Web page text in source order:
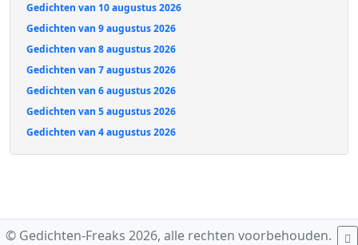
Gedichten van 10 augustus 2026
Gedichten van 9 augustus 2026
Gedichten van 8 augustus 2026
Gedichten van 7 augustus 2026
Gedichten van 6 augustus 2026
Gedichten van 5 augustus 2026
Gedichten van 4 augustus 2026
© Gedichten-Freaks 2026, alle rechten voorbehouden.